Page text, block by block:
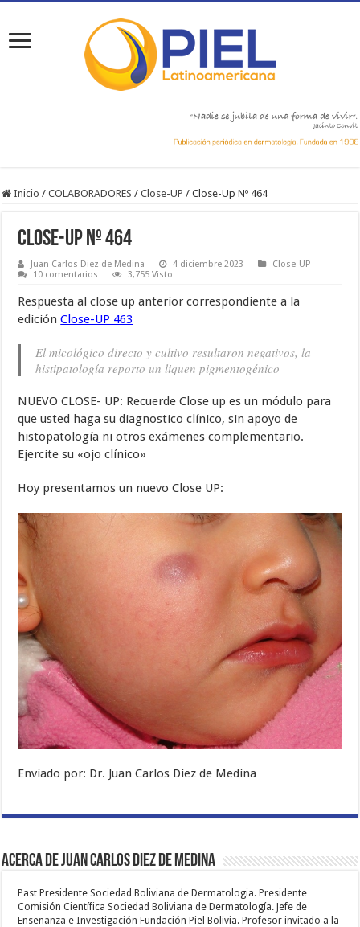
Inicio / COLABORADORES / Close-UP / Close-Up Nº 464
Close-Up Nº 464
Juan Carlos Diez de Medina 4 diciembre 2023
Close-UP
10 comentarios
3,755 Visto
Respuesta al close up anterior correspondiente a la
ediciónClose-UP 463
El micológico directo y cultivo resultaron negativos, la
histipatología reporto un liquen pigmentogénico
NUEVO CLOSE- UP: Recuerde Close up es un módulo para
que usted haga su diagnostico clínico, sin apoyo de
histopatología ni otros exámenes complementario.
Ejercite su «ojo clínico»
Hoy presentamos un nuevo Close UP:
Enviado por: Dr. Juan Carlos Diez de Medina
Acerca de Juan Carlos Diez de Medina
Past Presidente Sociedad Boliviana de Dermatologia. Presidente
Comisión Científica Sociedad Boliviana de Dermatología. Jefe de
Enseñanza e Investigación Fundación Piel Bolivia. Profesor invitado a la